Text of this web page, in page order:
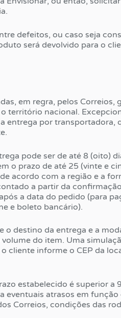
defeitos, ou caso seja
será devolvido para o
em regra, pelos Correios,
território nacional.
entrega por transportadora,
pode ser de até 8 (oito)
o prazo de até 25 (vinte e
acordo com a região e a
a partir da
a data do pedido (para
e boleto bancário).
o destino da entrega e a
do item. Uma
cliente informe o CEP da
estabelecido é superior a
eventuais atrasos em
Correios, condições das